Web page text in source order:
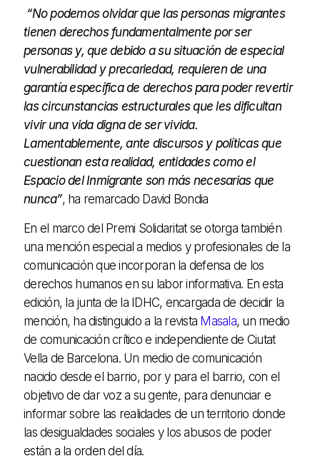
“No podemos olvidar que las personas migrantes
tienen derechos fundamentalmente por ser
personas y, que debido a su situación de especial
vulnerabilidad y precariedad, requieren de una
garantía específica de derechos para poder revertir
las circunstancias estructurales que les dificultan
vivir una vida digna de ser vivida.
Lamentablemente, ante discursos y políticas que
cuestionan esta realidad, entidades como el
Espacio del Inmigrante son más necesarias que
nunca”, ha remarcado David Bondia
En el marco del Premi Solidaritat se otorga también
una mención especial a medios y profesionales de la
comunicación que incorporan la defensa de los
derechos humanos en su labor informativa. En esta
edición, la junta de la IDHC, encargada de decidir la
mención, ha distinguido a la revista Masala, un medio
de comunicación crítico e independiente de Ciutat
Vella de Barcelona. Un medio de comunicación
nacido desde el barrio, por y para el barrio, con el
objetivo de dar voz a su gente, para denunciar e
informar sobre las realidades de un territorio donde
las desigualdades sociales y los abusos de poder
están a la orden del día.